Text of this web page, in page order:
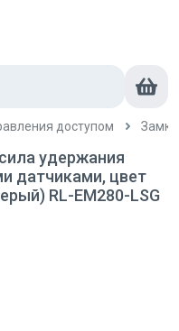
доступом
удержания
датчиками, цвет
RL-EM280-LSG